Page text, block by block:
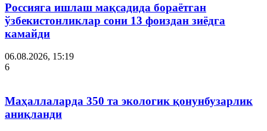
Россияга ишлаш мақсадида бораётган
ўзбекистонликлар сони 13 фоиздан зиёдга
камайди
06.08.2026, 15:19
6
Маҳаллаларда 350 та экологик қонунбузарлик
аниқланди